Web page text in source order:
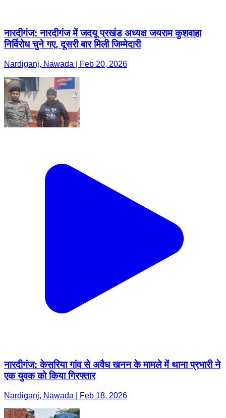
नारदीगंज: नारदीगंज में जदयू प्रखंड अध्यक्ष जयराम कुशवाहा
निर्विरोध चुने गए, दूसरी बार मिली जिम्मेदारी
Nardiganj, Nawada | Feb 20, 2026
नारदीगंज: केसरिया गांव से अवैध खनन के मामले में थाना प्रभारी ने
एक युवक को किया गिरफ्तार
Nardiganj, Nawada | Feb 18, 2026